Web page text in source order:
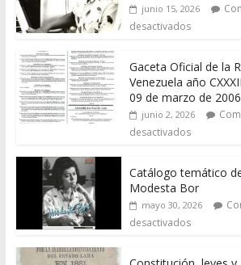
junio 15, 2026
desactivados
Gaceta Oficial de la
Venezuela año
09 de marzo de
junio 2, 2026
desactivados
Catálogo temático
Modesta Bor
mayo 30, 2026
desactivados